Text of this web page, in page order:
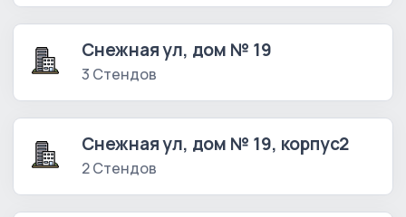
Снежная ул, дом № 19
3 Стендов
Снежная ул, дом № 19, корпус2
2 Стендов